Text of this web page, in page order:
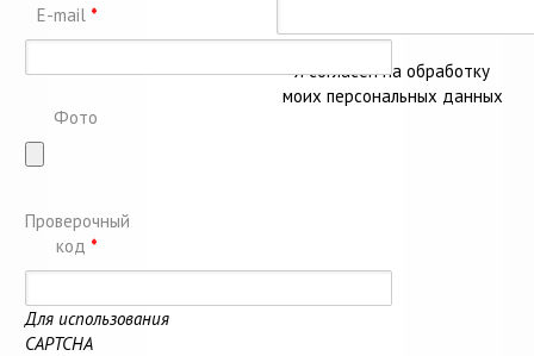
E-mail *
Фото
Проверочный
код *
Для использования
CAPTCHA
Я согласен на обработку
моих персональных данных